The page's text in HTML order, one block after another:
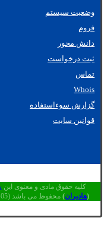
وضعیت سیستم
فروم
دانش محور
ثبت درخواست
تماس
Whois
گزارش سوءاستفاده
قوانین سایت
کلیه حقوق مادی و معنوی این
(هادیران) محفوظ می باشد (1405-۱۳۸۳)|